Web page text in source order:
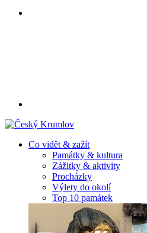
Co vidět & zažít
Památky & kultura
Zážitky & aktivity
Procházky
Výlety do okolí
Top 10 památek